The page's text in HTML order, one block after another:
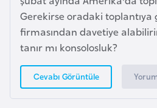
Gerekirse oradaki
firmasından davetiye
tanır mı konsolosluk?
Cevabı Görüntüle
a
u
G
i
n